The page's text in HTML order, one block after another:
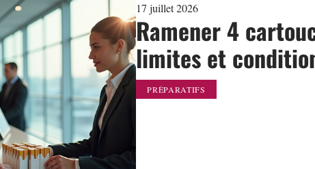
17 juillet 2026
Ramener 4
limites et
PRÉPARATIFS